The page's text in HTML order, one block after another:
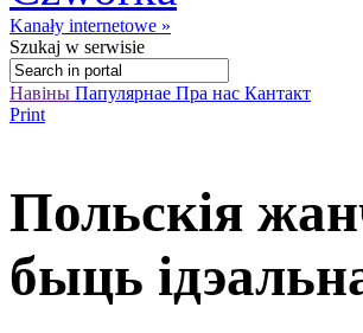
Kanały internetowe »
Szukaj w serwisie
Навіны Папулярнае Пра нас Кантакт
Print
Польскія
быць